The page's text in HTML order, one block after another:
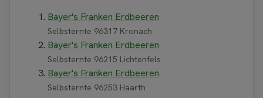
Bayer's Franken Erdbeeren
Selbsternte 96317 Kronach
Bayer's Franken Erdbeeren
Selbsternte 96215 Lichtenfels
Bayer's Franken Erdbeeren
Selbsternte 96253 Haarth